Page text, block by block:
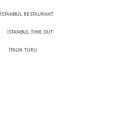
İSTANBUL RESTAURANT
İSTANBUL TIME OUT
İTALYA TURU